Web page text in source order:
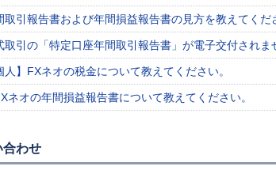
取引報告書および年間損益報告書の見方を教えてくだ
取引の「特定口座年間取引報告書」が電子交付され
人】FXネオの税金について教えてください。
ネオの年間損益報告書について教えてください。
合わせ